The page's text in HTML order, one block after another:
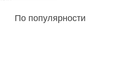
По популярности